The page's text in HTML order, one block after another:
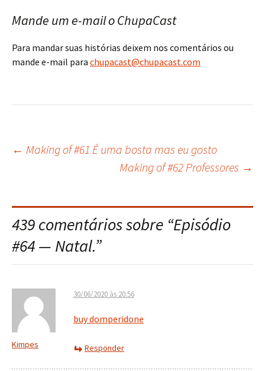
Mande um e-mail o ChupaCast
Para mandar suas histórias deixem nos comentários ou
mande e-mail para chupacast@chupacast.com
Navegação
do
post
← Making of #61 É uma bosta mas eu gosto
Making of #62 Professores →
439 comentários sobre “Episódio
#64 — Natal.”
Kimpes
30/06/2020 às 20:56
buy domperidone
Responder